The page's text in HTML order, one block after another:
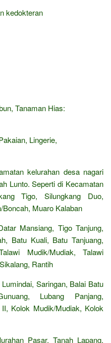
kedokteran
Tanaman Hias:
Lingerie,
kelurahan desa nagari
Lunto. Seperti di Kecamatan
Tigo, Silungkang Duo,
Muaro Kalaban
Mansiang, Tigo Tanjung,
Batu Kuali, Batu Tanjuang,
Mudik/Mudiak, Talawi
Rantih
Saringan, Balai Batu
Lubang Panjang,
Kolok Mudik/Mudiak, Kolok
Pasar, Tanah Lapang,